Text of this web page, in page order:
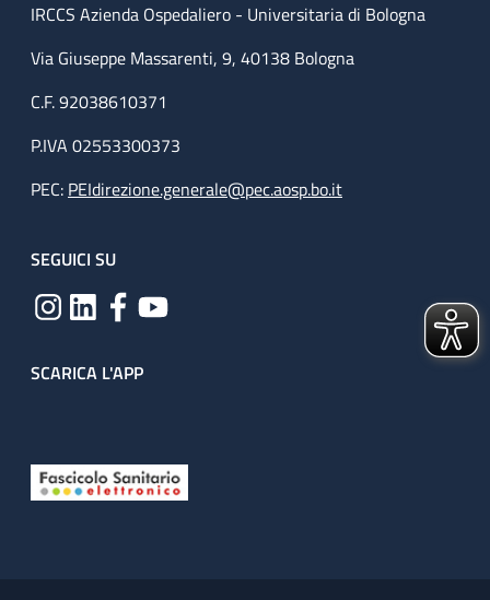
IRCCS Azienda Ospedaliero - Universitaria di Bologna
Via Giuseppe Massarenti, 9, 40138 Bologna
C.F. 92038610371
P.IVA 02553300373
PEC: PEIdirezione.generale@pec.aosp.bo.it
SEGUICI SU
SCARICA L'APP